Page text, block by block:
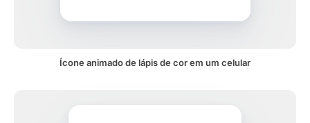
Ícone animado de lápis de cor em um celular